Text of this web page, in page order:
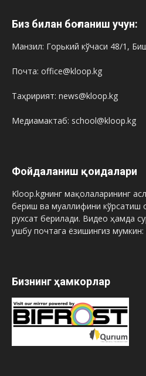
Биз билан боғланиш учун:
Манзил: Горький кўчаси 48/1,
Почта: office@kloop.kg
Таҳририят: news@kloop.kg
Медиамактаб: school@kloop.kg
Фойдаланиш қоидалари
Kloop.kgнинг мақолаларининг
бериш ва муаллифини кўрсатиш
рухсат берилади. Видео ҳамда
ушбу почтага ёзишингиз
Бизнинг ҳамкорлар